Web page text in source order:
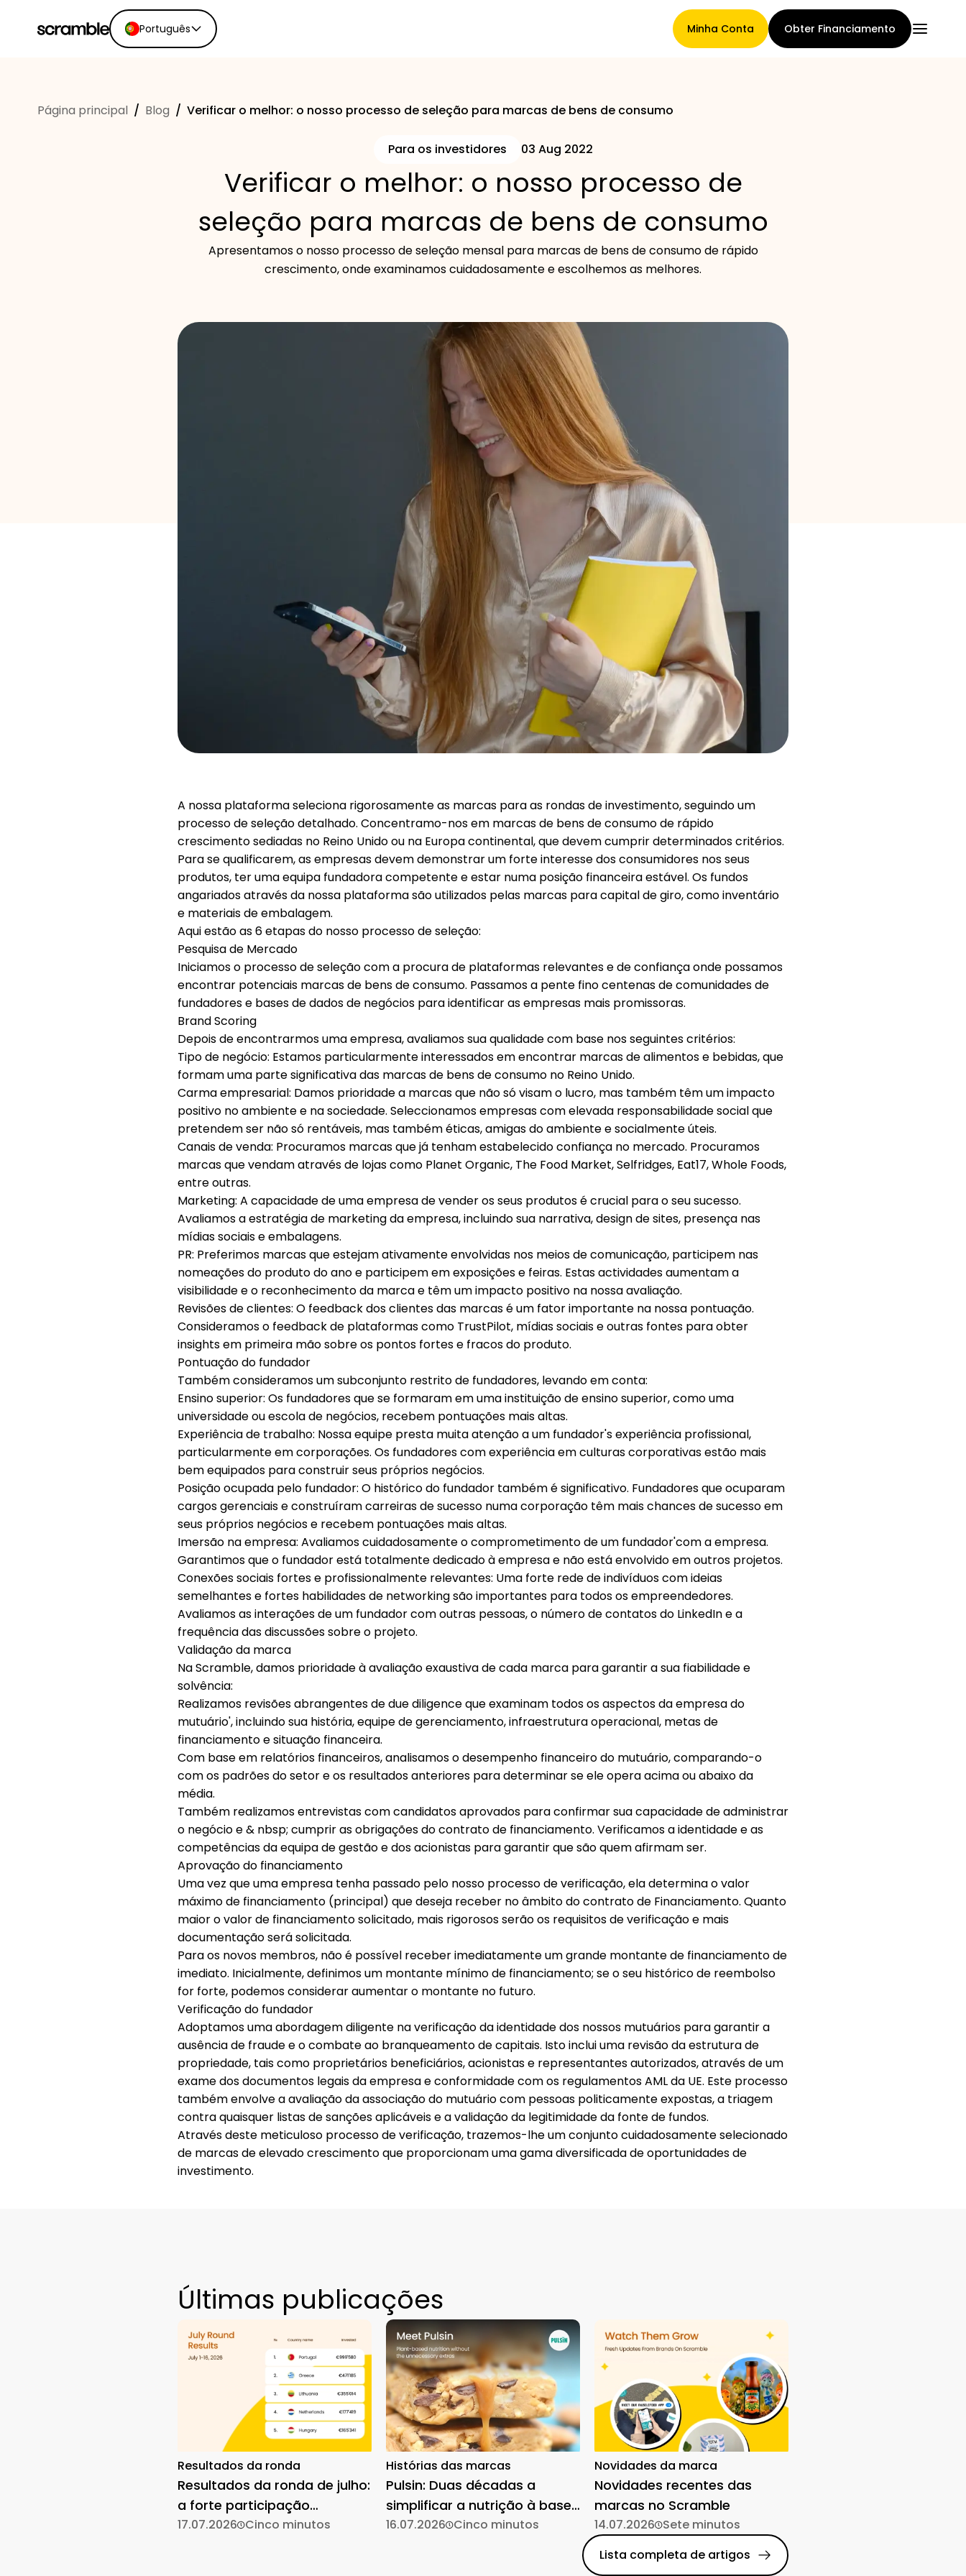
Português
Español
Minha Conta Obter Financiamento
Termos de cessão de
reclamações
Histórico de Rondas
Blog
Contacte-nos
Ajuda
Página principal / Blog / Verificar o melhor: o nosso processo de seleção para marcas de bens de consumo
Para os investidores 03 Aug 2022
Verificar o melhor: o nosso processo de
seleção para marcas de bens de consumo
Apresentamos o nosso processo de seleção mensal para marcas de bens de consumo de rápido
crescimento, onde examinamos cuidadosamente e escolhemos as melhores.
A nossa plataforma seleciona rigorosamente as marcas para as rondas de investimento, seguindo um
processo de seleção detalhado. Concentramo-nos em marcas de bens de consumo de rápido
crescimento sediadas no Reino Unido ou na Europa continental, que devem cumprir determinados critérios.
Para se qualificarem, as empresas devem demonstrar um forte interesse dos consumidores nos seus
produtos, ter uma equipa fundadora competente e estar numa posição financeira estável. Os fundos
angariados através da nossa plataforma são utilizados pelas marcas para capital de giro, como inventário
e materiais de embalagem.
Aqui estão as 6 etapas do nosso processo de seleção:
Pesquisa de Mercado
Iniciamos o processo de seleção com a procura de plataformas relevantes e de confiança onde possamos
encontrar potenciais marcas de bens de consumo. Passamos a pente fino centenas de comunidades de
fundadores e bases de dados de negócios para identificar as empresas mais promissoras.
Brand Scoring
Depois de encontrarmos uma empresa, avaliamos sua qualidade com base nos seguintes critérios:
Tipo de negócio: Estamos particularmente interessados em encontrar marcas de alimentos e bebidas, que
formam uma parte significativa das marcas de bens de consumo no Reino Unido.
Carma empresarial: Damos prioridade a marcas que não só visam o lucro, mas também têm um impacto
positivo no ambiente e na sociedade. Seleccionamos empresas com elevada responsabilidade social que
pretendem ser não só rentáveis, mas também éticas, amigas do ambiente e socialmente úteis.
Canais de venda: Procuramos marcas que já tenham estabelecido confiança no mercado. Procuramos
marcas que vendam através de lojas como Planet Organic, The Food Market, Selfridges, Eat17, Whole Foods,
entre outras.
Marketing: A capacidade de uma empresa de vender os seus produtos é crucial para o seu sucesso.
Avaliamos a estratégia de marketing da empresa, incluindo sua narrativa, design de sites, presença nas
mídias sociais e embalagens.
PR: Preferimos marcas que estejam ativamente envolvidas nos meios de comunicação, participem nas
nomeações do produto do ano e participem em exposições e feiras. Estas actividades aumentam a
visibilidade e o reconhecimento da marca e têm um impacto positivo na nossa avaliação.
Revisões de clientes: O feedback dos clientes das marcas é um fator importante na nossa pontuação.
Consideramos o feedback de plataformas como TrustPilot, mídias sociais e outras fontes para obter
insights em primeira mão sobre os pontos fortes e fracos do produto.
Pontuação do fundador
Também consideramos um subconjunto restrito de fundadores, levando em conta:
Ensino superior: Os fundadores que se formaram em uma instituição de ensino superior, como uma
universidade ou escola de negócios, recebem pontuações mais altas.
Experiência de trabalho: Nossa equipe presta muita atenção a um fundador's experiência profissional,
particularmente em corporações. Os fundadores com experiência em culturas corporativas estão mais
bem equipados para construir seus próprios negócios.
Posição ocupada pelo fundador: O histórico do fundador também é significativo. Fundadores que ocuparam
cargos gerenciais e construíram carreiras de sucesso numa corporação têm mais chances de sucesso em
seus próprios negócios e recebem pontuações mais altas.
Imersão na empresa: Avaliamos cuidadosamente o comprometimento de um fundador'com a empresa.
Garantimos que o fundador está totalmente dedicado à empresa e não está envolvido em outros projetos.
Conexões sociais fortes e profissionalmente relevantes: Uma forte rede de indivíduos com ideias
semelhantes e fortes habilidades de networking são importantes para todos os empreendedores.
Avaliamos as interações de um fundador com outras pessoas, o número de contatos do LinkedIn e a
frequência das discussões sobre o projeto.
Validação da marca
Na Scramble, damos prioridade à avaliação exaustiva de cada marca para garantir a sua fiabilidade e
solvência:
Realizamos revisões abrangentes de due diligence que examinam todos os aspectos da empresa do
mutuário', incluindo sua história, equipe de gerenciamento, infraestrutura operacional, metas de
financiamento e situação financeira.
Com base em relatórios financeiros, analisamos o desempenho financeiro do mutuário, comparando-o
com os padrões do setor e os resultados anteriores para determinar se ele opera acima ou abaixo da
média.
Também realizamos entrevistas com candidatos aprovados para confirmar sua capacidade de administrar
o negócio e & nbsp; cumprir as obrigações do contrato de financiamento. Verificamos a identidade e as
competências da equipa de gestão e dos acionistas para garantir que são quem afirmam ser.
Aprovação do financiamento
Uma vez que uma empresa tenha passado pelo nosso processo de verificação, ela determina o valor
máximo de financiamento (principal) que deseja receber no âmbito do contrato de Financiamento. Quanto
maior o valor de financiamento solicitado, mais rigorosos serão os requisitos de verificação e mais
documentação será solicitada.
Para os novos membros, não é possível receber imediatamente um grande montante de financiamento de
imediato. Inicialmente, definimos um montante mínimo de financiamento; se o seu histórico de reembolso
for forte, podemos considerar aumentar o montante no futuro.
Verificação do fundador
Adoptamos uma abordagem diligente na verificação da identidade dos nossos mutuários para garantir a
ausência de fraude e o combate ao branqueamento de capitais. Isto inclui uma revisão da estrutura de
propriedade, tais como proprietários beneficiários, acionistas e representantes autorizados, através de um
exame dos documentos legais da empresa e conformidade com os regulamentos AML da UE. Este processo
também envolve a avaliação da associação do mutuário com pessoas politicamente expostas, a triagem
contra quaisquer listas de sanções aplicáveis e a validação da legitimidade da fonte de fundos.
Através deste meticuloso processo de verificação, trazemos-lhe um conjunto cuidadosamente selecionado
de marcas de elevado crescimento que proporcionam uma gama diversificada de oportunidades de
investimento.
Últimas publicações
Resultados da ronda
Resultados da ronda de julho:
a forte participação
mantém-se
17.07.2026 Cinco minutos
Histórias das marcas
Pulsin: Duas décadas a
simplificar a nutrição à base
de plantas
16.07.2026 Cinco minutos
Novidades da marca
Novidades recentes das
marcas no Scramble
14.07.2026 Sete minutos
Lista completa de artigos